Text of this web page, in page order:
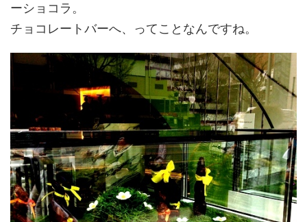
ーショコラ。
チョコレートバーへ、ってことなんですね。